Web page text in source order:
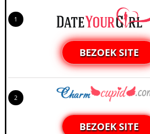
1
BEZOEK SITE
2
BEZOEK SITE